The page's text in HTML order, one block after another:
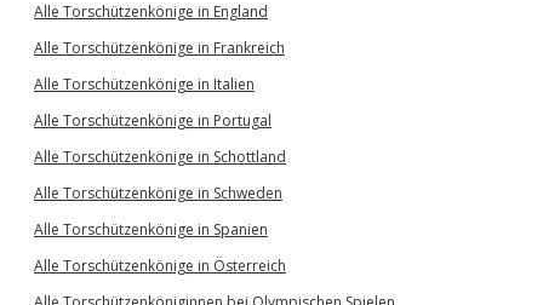
Alle Torschützenkönige in England
Alle Torschützenkönige in Frankreich
Alle Torschützenkönige in Italien
Alle Torschützenkönige in Portugal
Alle Torschützenkönige in Schottland
Alle Torschützenkönige in Schweden
Alle Torschützenkönige in Spanien
Alle Torschützenkönige in Österreich